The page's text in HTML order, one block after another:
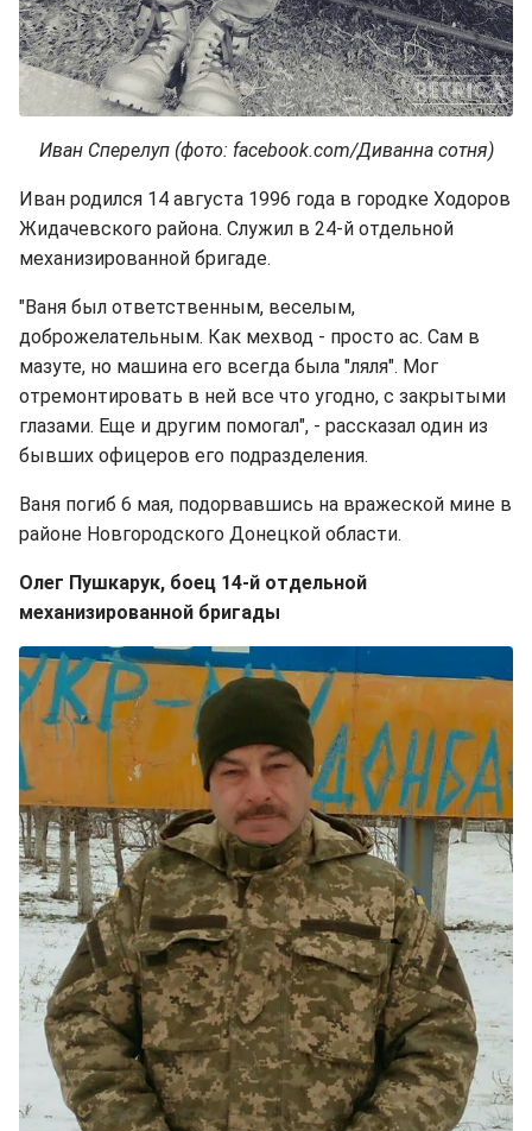
Иван Сперелуп (фото: facebook.com/Диванна сотня)
Иван родился 14 августа 1996 года в городке Ходоров
Жидачевского района. Служил в 24-й отдельной
механизированной бригаде.
"Ваня был ответственным, веселым,
доброжелательным. Как мехвод - просто ас. Сам в
мазуте, но машина его всегда была "ляля". Мог
отремонтировать в ней все что угодно, с закрытыми
глазами. Еще и другим помогал", - рассказал один из
бывших офицеров его подразделения.
Ваня погиб 6 мая, подорвавшись на вражеской мине в
районе Новгородского Донецкой области.
Олег Пушкарук, боец 14-й отдельной
механизированной бригады